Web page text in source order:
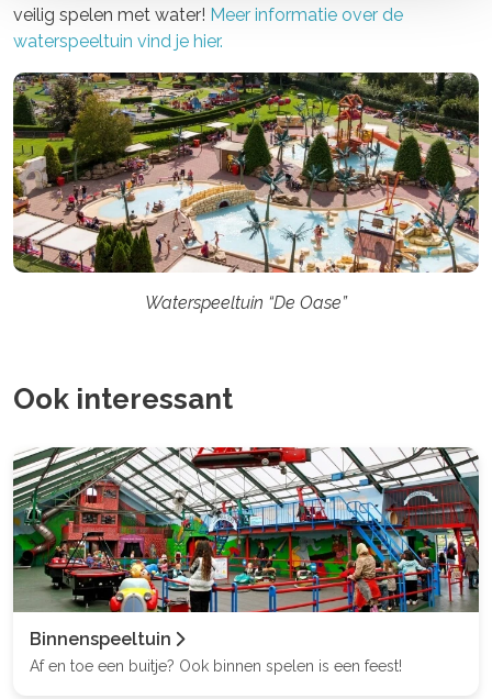
veilig spelen met water! Meer informatie over de
waterspeeltuin vind je hier.
Waterspeeltuin “De Oase”
Ook interessant
Binnenspeeltuin
Af en toe een buitje? Ook binnen spelen is een feest!